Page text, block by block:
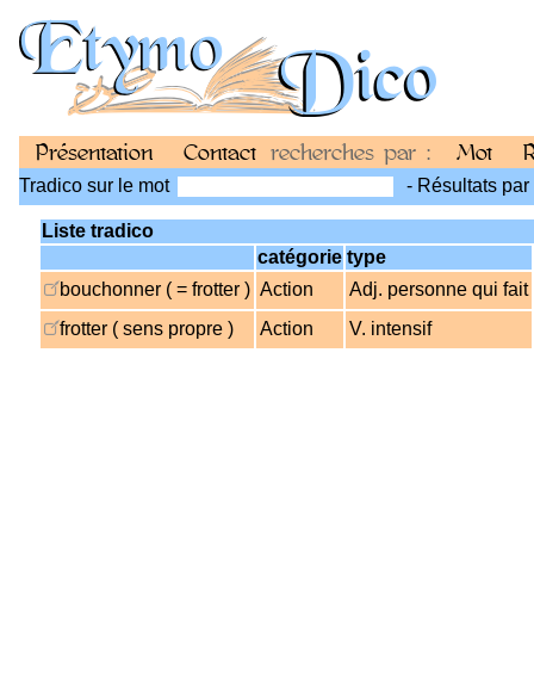
Présentation Contact recherches par : Mot
Tradico sur le mot - Résultats
Liste tradico
catégorie type
bouchonner ( = frotter ) Action
Adj. personne qui fait
frotter ( sens propre )
Action V. intensif